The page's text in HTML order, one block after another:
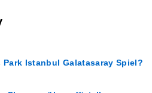
Park Istanbul Galatasaray Spiel?